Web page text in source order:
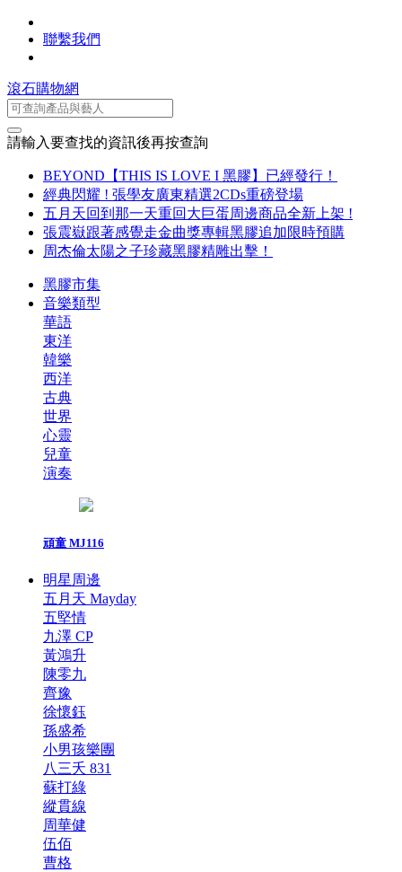
聯繫我們
滾石購物網
請輸入要查找的資訊後再按查詢
BEYOND【THIS IS LOVE I 黑膠】已經發行！
經典閃耀 ! 張學友廣東精選2CDs重磅登場
五月天回到那一天重回大巨蛋周邊商品全新上架 !
張震嶽跟著感覺走金曲獎專輯黑膠追加限時預購
周杰倫太陽之子珍藏黑膠精雕出擊！
黑膠市集
音樂類型
華語
東洋
韓樂
西洋
古典
世界
心靈
兒童
演奏
頑童 MJ116
明星周邊
五月天 Mayday
五堅情
九澤 CP
黃鴻升
陳零九
齊豫
徐懷鈺
孫盛希
小男孩樂團
八三夭 831
蘇打綠
縱貫線
周華健
伍佰
曹格